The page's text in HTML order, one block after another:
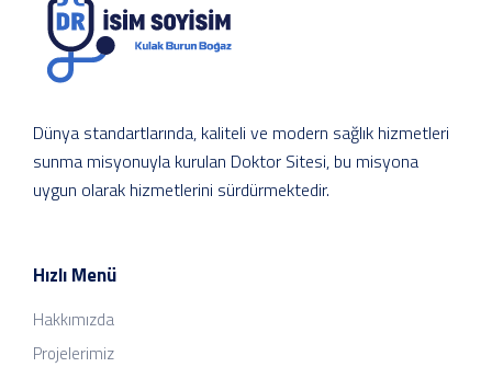
Dünya standartlarında, kaliteli ve modern sağlık hizmetleri
sunma misyonuyla kurulan Doktor Sitesi, bu misyona
uygun olarak hizmetlerini sürdürmektedir.
Hızlı Menü
Hakkımızda
Projelerimiz